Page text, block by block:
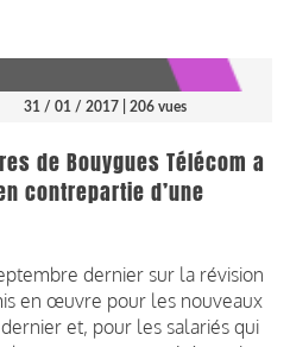
31 / 01 / 2017 | 206 vues
de Bouygues Télécom a
contrepartie d’une
dernier sur la révision
en œuvre pour les nouveaux
et, pour les salariés qui